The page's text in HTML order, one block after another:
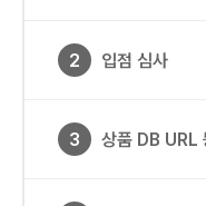
2 입점 심사
3 상품 DB URL